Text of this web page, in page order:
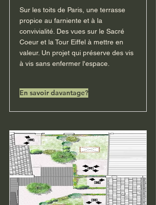
Sur les toits de Paris, une terrasse
propice au farniente et à la
convivialité. Des vues sur le Sacré
Coeur et la Tour Eiffel à mettre en
valeur. Un projet qui préserve des vis
à vis sans enfermer l'espace.
En savoir davantage?